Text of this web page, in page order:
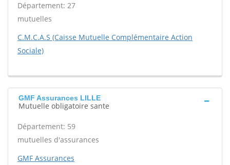
Département: 27
mutuelles
C.M.C.A.S (Caisse Mutuelle Complémentaire Action
Sociale)
GMF Assurances LILLE
Mutuelle obligatoire sante
Département: 59
mutuelles d'assurances
GMF Assurances